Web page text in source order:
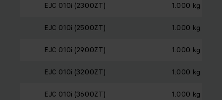
EJC 010i (2300ZT) 1.000 kg
EJC 010i (2500ZT) 1.000 kg
EJC 010i (2900ZT) 1.000 kg
EJC 010i (3200ZT) 1.000 kg
EJC 010i (3600ZT) 1.000 kg